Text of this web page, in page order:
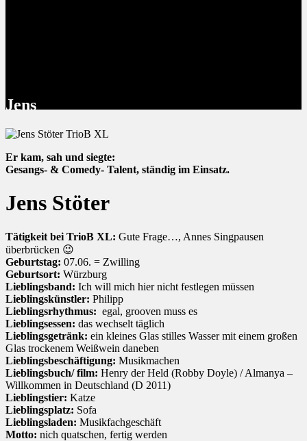
Jens
Er kam, sah und siegte:
Gesangs- & Comedy- Talent, ständig im Einsatz.
Jens Stöter
Tätigkeit bei TrioB XL: Gute Frage…, Annes Singpausen
überbrücken 😉
Geburtstag: 07.06. = Zwilling
Geburtsort: Würzburg
Lieblingsband: Ich will mich hier nicht festlegen müssen
Lieblingskünstler: Philipp
Lieblingsrhythmus: egal, grooven muss es
Lieblingsessen: das wechselt täglich
Lieblingsgetränk: ein kleines Glas stilles Wasser mit einem großen
Glas trockenem Weißwein daneben
Lieblingsbeschäftigung: Musikmachen
Lieblingsbuch/ film: Henry der Held (Robby Doyle) / Almanya –
Willkommen in Deutschland (D 2011)
Lieblingstier: Katze
Lieblingsplatz: Sofa
Lieblingsladen: Musikfachgeschäft
Motto: nich quatschen, fertig werden